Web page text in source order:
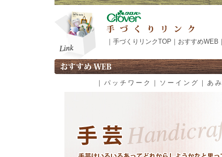
｜ 手づくりリンクTOP ｜ おすすめWEB
｜ パッチワーク ｜ ソーイング ｜ あ